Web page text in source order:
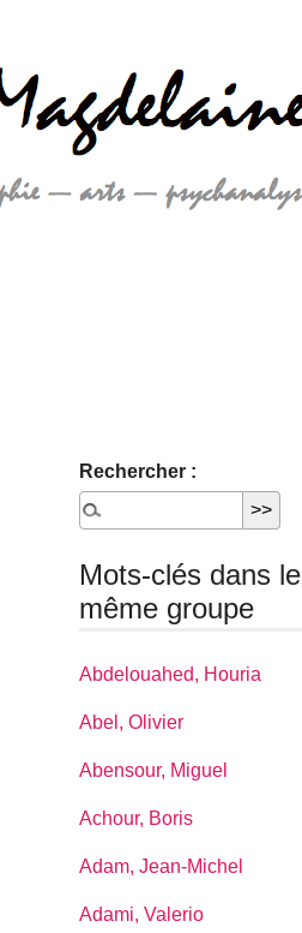
Rechercher :
Mots-clés dans le
même groupe
Abdelouahed, Houria
Abel, Olivier
Abensour, Miguel
Achour, Boris
Adam, Jean-Michel
Adami, Valerio